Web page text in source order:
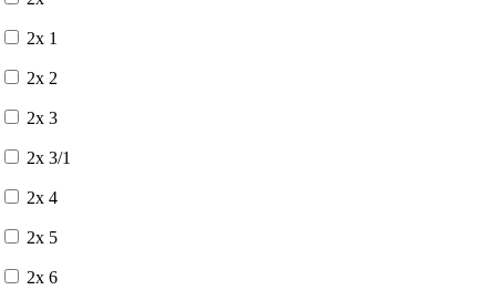
2x 1
2x 2
2x 3
2x 3/1
2x 4
2x 5
2x 6